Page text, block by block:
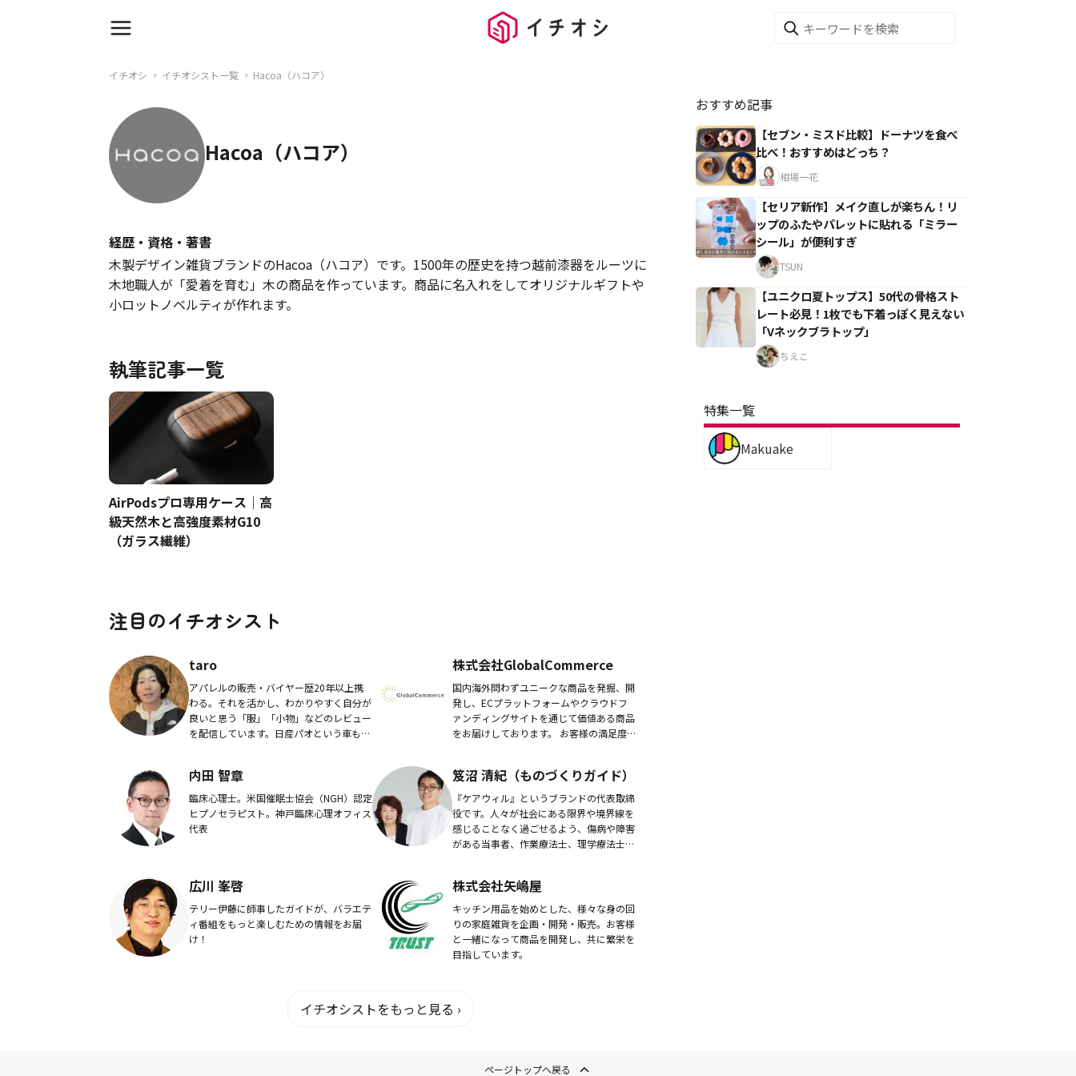
イチオシ イチオシスト一覧 Hacoa（ハコア）
Hacoa（ハコア）
経歴・資格・著書
木製デザイン雑貨ブランドのHacoa（ハコア）です。1500年の歴史を持つ越前漆器をルーツに
木地職人が「愛着を育む」木の商品を作っています。商品に名入れをしてオリジナルギフトや
小ロットノベルティが作れます。
執筆記事一覧
AirPodsプロ専用ケース｜高
級天然木と高強度素材G10
（ガラス繊維）
注目のイチオシスト
taro
アパレルの販売・バイヤー歴20年以上携
わる。それを活かし、わかりやすく自分が
良いと思う「服」「小物」などのレビュー
を配信しています。日産パオという車も20
活も１つ...
株式会社GlobalCommerce
国内海外問わずユニークな商品を発掘、開
発し、ECプラットフォームやクラウドフ
ァンディングサイトを通じて価値ある商品
をお届けしております。 お客様の満足度
質の製品や...
内田 智章
臨床心理士。米国催眠士協会（NGH）認定
ヒプノセラピスト。神戸臨床心理オフィス
代表
笈沼 清紀（ものづくりガイド）
『ケアウィル』というブランドの代表取締
役です。人々が社会にある限界や境界線を
感じることなく過ごせるよう、傷病や障害
がある当事者、作業療法士、理学療法士、
縫製技術者の...
広川 峯啓
テリー伊藤に師事したガイドが、バラエテ
ィ番組をもっと楽しむための情報をお届
け！
株式会社矢嶋屋
キッチン用品を始めとした、様々な身の回
りの家庭雑貨を企画・開発・販売。お客様
と一緒になって商品を開発し、共に繁栄を
目指しています。
イチオシストをもっと見る ›
おすすめ記事
【セブン・ミスド比較】ドーナツを食べ
比べ！おすすめはどっち？
相場一花
【セリア新作】メイク直しが楽ちん！リ
ップのふたやパレットに貼れる「ミラー
シール」が便利すぎ
TSUN
【ユニクロ夏トップス】50代の骨格スト
レート必見！1枚でも下着っぽく見えない
「Vネックブラトップ」
ちえこ
特集一覧
Makuake
ページトップへ戻る